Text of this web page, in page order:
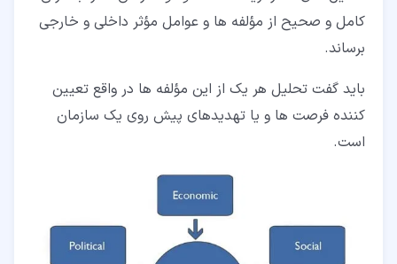
کامل و صحیح از مؤلفه ها و عوامل مؤثر داخلی و خارجی
برساند.
باید گفت تحلیل هر یک از این مؤلفه ها در واقع تعیین
کننده فرصت ها و یا تهدیدهای پیش روی یک سازمان
است.